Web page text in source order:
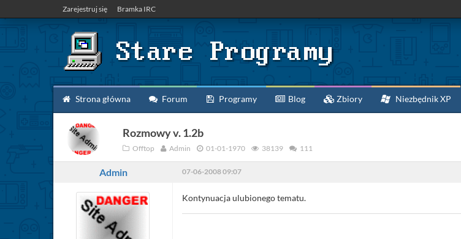
Zarejestruj się Bramka IRC
Strona główna Forum Programy Blog Zbiory Niezbędnik XP
Rozmowy v. 1.2b
Offtop Admin 01-01-1970 38139 111
Admin 07-06-2008 09:07
Kontynuacja ulubionego tematu.